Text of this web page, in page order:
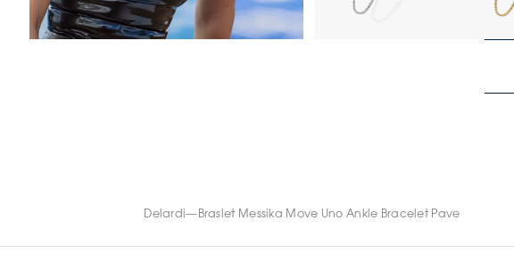
Delardi— Braslet Messika Move Uno Ankle Bracelet Pave